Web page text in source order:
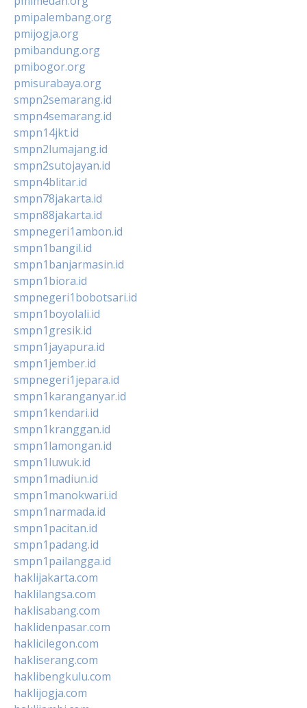
pmipalembang.org
pmijogja.org
pmibandung.org
pmibogor.org
pmisurabaya.org
smpn2semarang.id
smpn4semarang.id
smpn14jkt.id
smpn2lumajang.id
smpn2sutojayan.id
smpn4blitar.id
smpn78jakarta.id
smpn88jakarta.id
smpnegeri1ambon.id
smpn1bangil.id
smpn1banjarmasin.id
smpn1biora.id
smpnegeri1bobotsari.id
smpn1boyolali.id
smpn1gresik.id
smpn1jayapura.id
smpn1jember.id
smpnegeri1jepara.id
smpn1karanganyar.id
smpn1kendari.id
smpn1kranggan.id
smpn1lamongan.id
smpn1luwuk.id
smpn1madiun.id
smpn1manokwari.id
smpn1narmada.id
smpn1pacitan.id
smpn1padang.id
smpn1pailangga.id
haklijakarta.com
haklilangsa.com
haklisabang.com
haklidenpasar.com
haklicilegon.com
hakliserang.com
haklibengkulu.com
haklijogja.com